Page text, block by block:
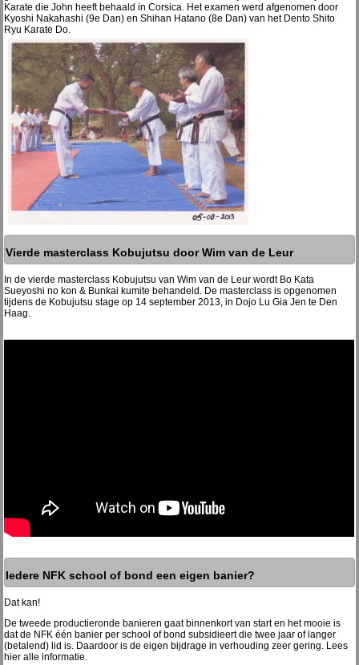
Karate die John heeft behaald in Corsica. Het examen werd afgenomen door
Kyoshi Nakahashi (9e Dan) en Shihan Hatano (8e Dan) van het Dento Shito
Ryu Karate Do.
Vierde masterclass Kobujutsu door Wim van de Leur
In de vierde masterclass Kobujutsu van Wim van de Leur wordt Bo Kata
Sueyoshi no kon & Bunkai kumite behandeld. De masterclass is opgenomen
tijdens de Kobujutsu stage op 14 september 2013, in Dojo Lu Gia Jen te Den
Haag.
Iedere NFK school of bond een eigen banier?
Dat kan!
De tweede productieronde banieren gaat binnenkort van start en het mooie is
dat de NFK één banier per school of bond subsidieert die twee jaar of langer
(betalend) lid is. Daardoor is de eigen bijdrage in verhouding zeer gering. Lees
hier alle informatie.